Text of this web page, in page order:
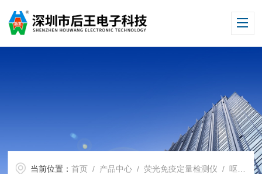
当前位置：首页 / 产品中心 /荧光免疫定量检测仪 /呕吐毒素荧光检测仪